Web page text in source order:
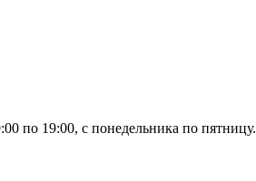
по 19:00, с понедельника по пятницу.